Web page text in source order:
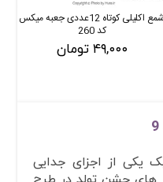
شمع اکلیلی کوتاه 12عددی جعبه میکس
کد 260
۴۹,۰۰۰ تومان
یکی از اجزای جدایی